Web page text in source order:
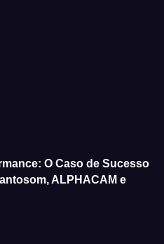
O Caso de Sucesso
ALPHACAM e